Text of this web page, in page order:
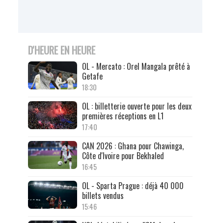
D'HEURE EN HEURE
OL - Mercato : Orel Mangala prêté à
Getafe
18:30
OL : billetterie ouverte pour les deux
premières réceptions en L1
17:40
CAN 2026 : Ghana pour Chawinga,
Côte d'Ivoire pour Bekhaled
16:45
OL - Sparta Prague : déjà 40 000
billets vendus
15:46